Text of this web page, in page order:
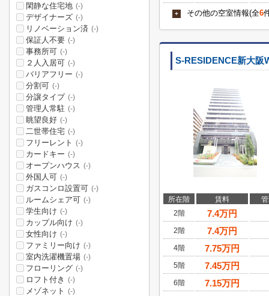
+ その他の空室情報(全6
S-RESIDENCE新大阪
所在階 賃料
2階
7.4万円
2階 7.4万円
4階 7.75万円
5階 7.45万円
6階 7.15万円
閑静な住宅地 (-)
デザイナーズ (-)
リノベーション済 (-)
保証人不要 (-)
事務所可 (-)
２人入居可 (-)
バリアフリー (-)
分割可 (-)
分譲タイプ (-)
管理人常駐 (-)
眺望良好 (-)
二世帯住宅 (-)
フリーレント (-)
カードキー (-)
オープンハウス (-)
外国人可 (-)
ガスコンロ設置可 (-)
ルームシェア可 (-)
学生向け (-)
カップル向け (-)
女性向け (-)
ファミリー向け (-)
室内洗濯機置場 (-)
フローリング (-)
ロフト付き (-)
メゾネット (-)